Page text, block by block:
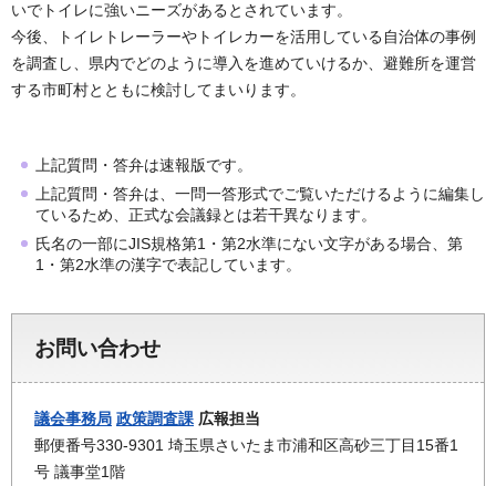
いでトイレに強いニーズがあるとされています。
今後、トイレトレーラーやトイレカーを活用している自治体の事例
を調査し、県内でどのように導入を進めていけるか、避難所を運営
する市町村とともに検討してまいります。
上記質問・答弁は速報版です。
上記質問・答弁は、一問一答形式でご覧いただけるように編集し
ているため、正式な会議録とは若干異なります。
氏名の一部にJIS規格第1・第2水準にない文字がある場合、第
1・第2水準の漢字で表記しています。
お問い合わせ
議会事務局 政策調査課 広報担当
郵便番号330-9301 埼玉県さいたま市浦和区高砂三丁目15番1
号 議事堂1階